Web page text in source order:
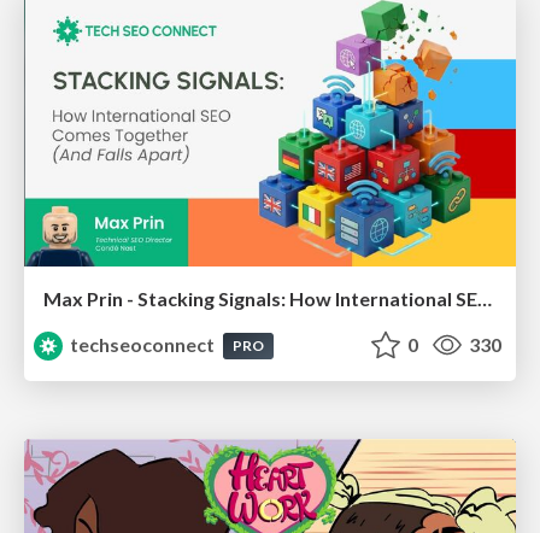
Max Prin - Stacking Signals: How International SEO Comes Together (And Falls Apart)
techseoconnect
PRO 0 330